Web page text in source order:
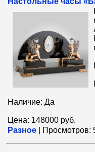
Наличие: Да
Цена: 148000 руб.
Разное
Просмотров: